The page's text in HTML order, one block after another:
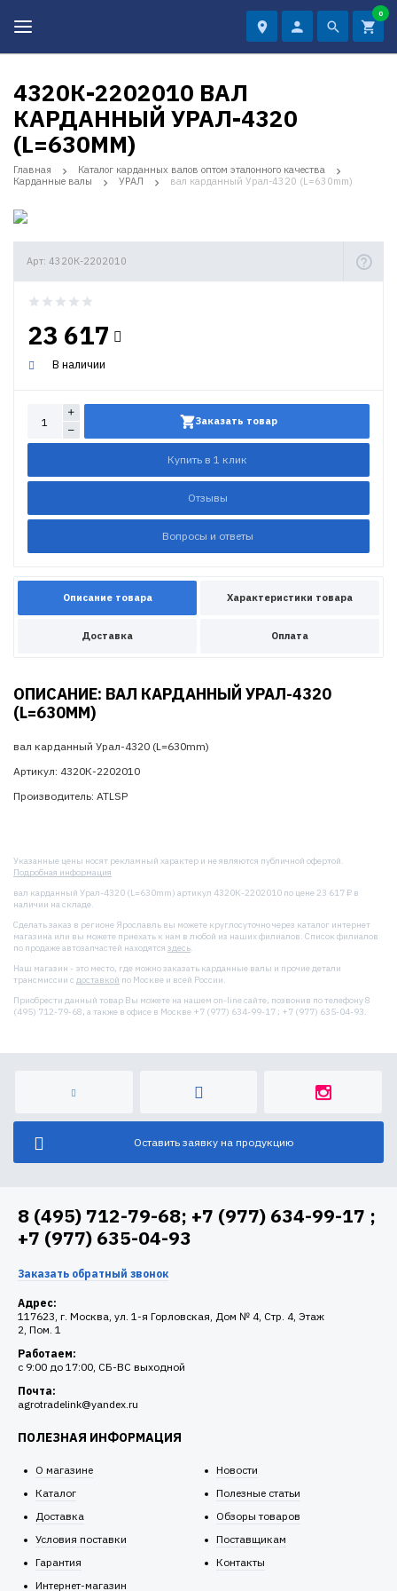
0
4320К-2202010 ВАЛ
КАРДАННЫЙ УРАЛ-4320
(L=630MM)
Главная
Каталог карданных валов оптом эталонного качества
Карданные валы
УРАЛ вал карданный Урал-4320 (L=630mm)
Арт: 4320К-2202010
23 617
В наличии
Заказать товар
Купить в 1 клик
Отзывы
Вопросы и ответы
Описание товара Характеристики товара
Доставка Оплата
ОПИСАНИЕ: ВАЛ КАРДАННЫЙ УРАЛ-4320
(L=630MM)
вал карданный Урал-4320 (L=630mm)
Артикул: 4320К-2202010
Производитель: ATLSP
Указанные цены носят рекламный характер и не являются публичной офертой.
Подробная информация
вал карданный Урал-4320 (L=630mm) артикул 4320К-2202010 по цене 23 617 ₽ в
наличии на складе.
Сделать заказ в регионе Ярославль вы можете круглосуточно через каталог интернет
магазина или вы можете приехать к нам в любой из наших филиалов. Список филиалов
по продаже автозапчастей находятся здесь.
Наш магазин - это место, где можно заказать карданные валы и прочие детали
трансмиссии с доставкой по Москве и всей России.
Приобрести данный товар Вы можете на нашем on-line сайте, позвонив по телефону 8
(495) 712-79-68, а также в офисе в Москве +7 (977) 634-99-17 ; +7 (977) 635-04-93.
Оставить заявку на продукцию
8 (495) 712-79-68; +7 (977) 634-99-17 ;
+7 (977) 635-04-93
Заказать обратный звонок
Адрес:
117623, г. Москва, ул. 1-я Горловская, Дом № 4, Стр. 4, Этаж
2, Пом. 1
Работаем:
c 9:00 до 17:00, СБ-ВС выходной
Почта:
agrotradelink@yandex.ru
ПОЛЕЗНАЯ ИНФОРМАЦИЯ
О магазине
Каталог
Доставка
Условия поставки
Гарантия
Интернет-магазин
Новости
Полезные статьи
Обзоры товаров
Поставщикам
Контакты